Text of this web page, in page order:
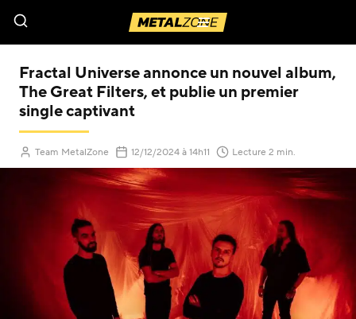
Menu
Fractal Universe annonce un nouvel album,
The Great Filters, et publie un premier
single captivant
Team MetalZone 12/12/2024(Mis à jour le)
à 14h11 Lecture 2 min.